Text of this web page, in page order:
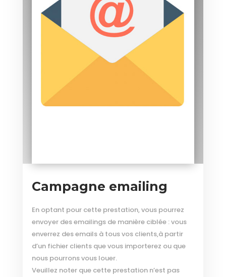
Campagne emailing
En optant pour cette prestation, vous pourrez
envoyer des emailings de manière ciblée : vous
enverrez des emails à tous vos clients,à partir
d’un fichier clients que vous importerez ou que
nous pourrons vous louer.
Veuillez noter que cette prestation n’est pas